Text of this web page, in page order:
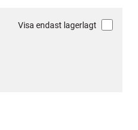
Visa endast lagerlagt